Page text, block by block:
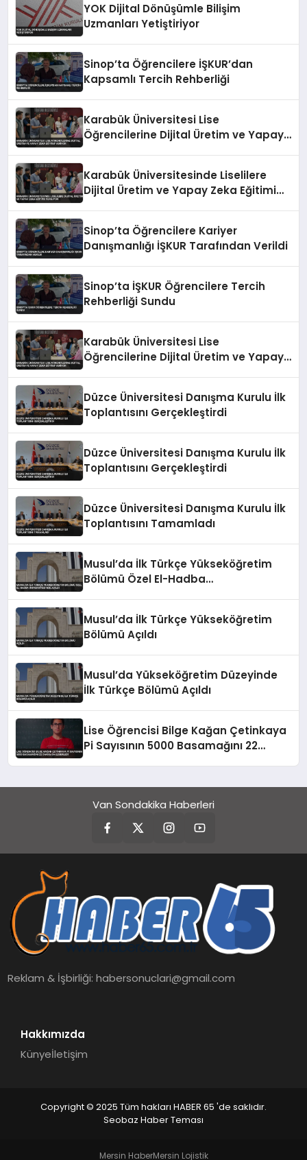
YOK Dijital Dönüşümle Bilişim
Uzmanları Yetiştiriyor
Sinop’ta Öğrencilere İŞKUR’dan
Kapsamlı Tercih Rehberliği
Karabük Üniversitesi Lise
Öğrencilerine Dijital Üretim ve Yapay
Karabük Üniversitesinde Liselilere
Dijital Üretim ve Yapay Zeka Eğitimi
Sinop’ta Öğrencilere Kariyer
Danışmanlığı İŞKUR Tarafından Verildi
Sinop’ta İŞKUR Öğrencilere Tercih
Rehberliği Sundu
Karabük Üniversitesi Lise
Öğrencilerine Dijital Üretim ve Yapay
Düzce Üniversitesi Danışma Kurulu İlk
Toplantısını Gerçekleştirdi
Düzce Üniversitesi Danışma Kurulu İlk
Toplantısını Gerçekleştirdi
Düzce Üniversitesi Danışma Kurulu İlk
Toplantısını Tamamladı
Musul’da İlk Türkçe Yükseköğretim
Bölümü Özel El-Hadba
Musul’da İlk Türkçe Yükseköğretim
Bölümü Açıldı
Musul’da Yükseköğretim Düzeyinde
İlk Türkçe Bölümü Açıldı
Lise Öğrencisi Bilge Kağan Çetinkaya
Pi Sayısının 5000 Basamağını 22
Van Sondakika Haberleri
Reklam & İşbirliği:habersonuclari@gmail.com
Hakkımızda
Künyeİletişim
Copyright © 2025 Tüm hakları HABER 65 'de saklıdır.
Seobaz Haber Teması
Mersin HaberMersin Lojistik